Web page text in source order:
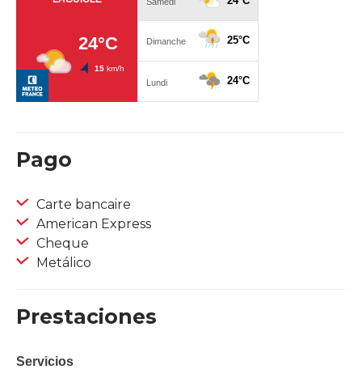
Pago
Carte bancaire
American Express
Cheque
Metálico
Prestaciones
Servicios